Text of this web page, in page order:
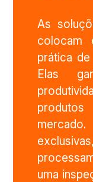
As
colocam
prática
Elas
uma